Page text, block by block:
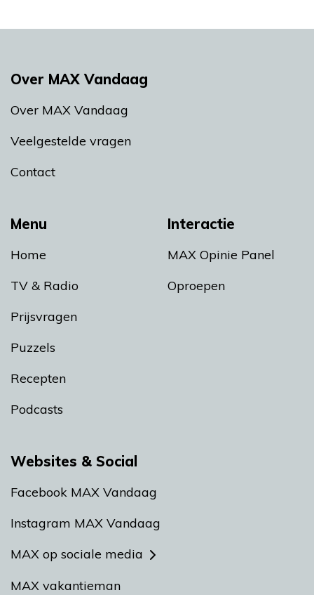
Menu
Home
TV & Radio
Prijsvragen
Puzzels
Recepten
Podcasts
Interactie
MAX Opinie Panel
Oproepen
Over MAX Vandaag
Over MAX Vandaag
Veelgestelde vragen
Contact
Websites & Social
Facebook MAX Vandaag
Instagram MAX Vandaag
MAX op sociale media
MAX vakantieman